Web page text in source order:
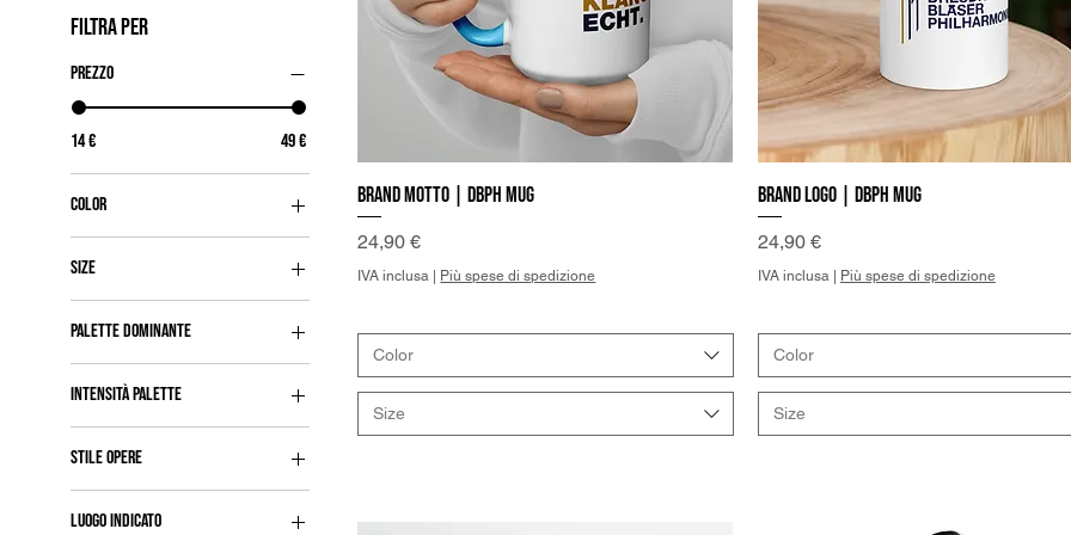
FILTRA PER
Prezzo
14 € 49 €
Color
Black
Oxford Blue
Size
11 oz
15 oz
iPhone 14 Plus
PALETTE DOMINANTE
Arancione
Bianco
Grigio
INTENSITÀ PALETTE
Luminosa
Opaca
STILE OPERE
Astratte
Espressioniste-Astratte
LUOGO INDICATO
Vista rapida
Brand Motto | DBPh Mug
Prezzo
24,90 €
IVA inclusa | Più spese di spedizione
Color
Size
Vista rapida
Brand Logo | DBPh Mug
Prezzo
24,90 €
IVA inclusa | Più spese di spedizione
Color
Size